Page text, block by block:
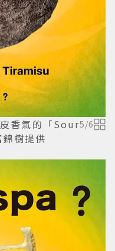
香氣的「Sour
樹提供
5/6